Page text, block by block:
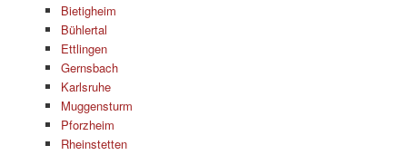
Bietigheim
Bühlertal
Ettlingen
Gernsbach
Karlsruhe
Muggensturm
Pforzheim
Rheinstetten